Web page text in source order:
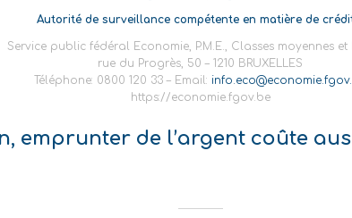
Autorité de surveillance compétente en matière de
Service public fédéral Economie, P.M.E., Classes moyennes et
rue du Progrès, 50 – 1210 BRUXELLES
Téléphone: 0800 120 33 – Email:
https://economie.fgov.be
emprunter de l’argent coûte